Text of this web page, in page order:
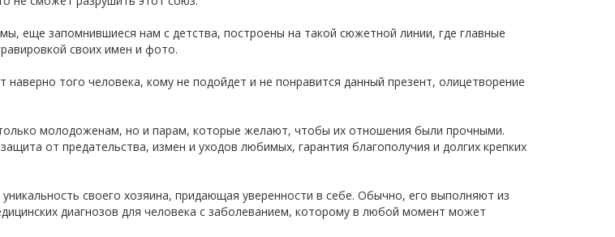
еще запомнившиеся нам с детства, построены на такой сюжетной линии, где главные
своих имен и фото.
того человека, кому не подойдет и не понравится данный презент, олицетворение
молодоженам, но и парам, которые желают, чтобы их отношения были прочными.
от предательства, измен и уходов любимых, гарантия благополучия и долгих крепких
своего хозяина, придающая уверенности в себе. Обычно, его выполняют из
диагнозов для человека с заболеванием, которому в любой момент может